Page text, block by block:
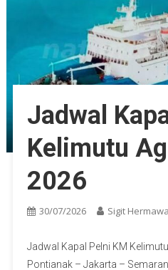
Jadwal
Kelimutu
2026
30/07/2026 Sigit
Jadwal Kapal Pelni KM
Pontianak – Jakarta –